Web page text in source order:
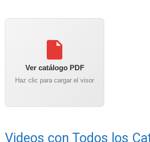
Ver catálogo PDF
Haz clic para cargar el visor
Videos con Todos los